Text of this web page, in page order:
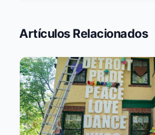
Artículos Relacionados